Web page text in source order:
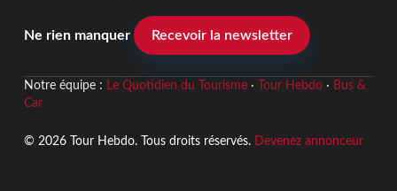
Ne rien manquer Recevoir la newsletter
Notre équipe : Le Quotidien du Tourisme· Tour Hebdo· Bus &
Car
© 2026 Tour Hebdo. Tous droits réservés. Devenez annonceur